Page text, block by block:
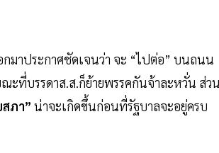
มาประกาศชัดเจนว่า จะ “ไปต่อ” บนถนน
ณะที่บรรดาส.ส.ก็ย้ายพรรคกันจ้าละหวั่น ส่ว
ภา” น่าจะเกิดขึ้นก่อนที่รัฐบาลจะอยู่ครบ